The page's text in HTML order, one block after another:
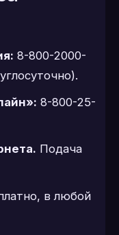
8-800-2000-
8-800-25-
Подача
в любой